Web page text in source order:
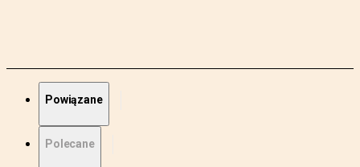
Powiązane
Polecane